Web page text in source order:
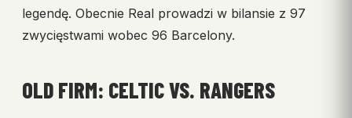
legendę. Obecnie Real prowadzi w bilansie z 97
zwycięstwami wobec 96 Barcelony.
OLD FIRM: CELTIC VS. RANGERS